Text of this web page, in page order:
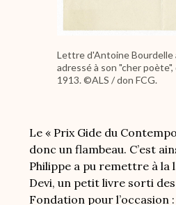
Lettre d'Antoine Bourdelle
adressé à son "cher
1913. ©ALS / don FCG.
Le « Prix Gide du
donc un flambeau. C’est
Philippe a pu remettre à la
Devi, un petit livre sorti des
Fondation pour l’occasion